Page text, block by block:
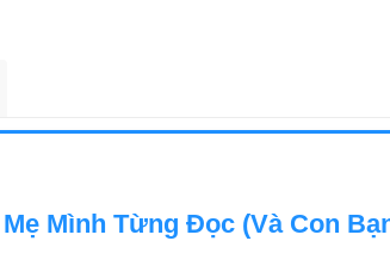
Mình Từng Đọc (Và Con